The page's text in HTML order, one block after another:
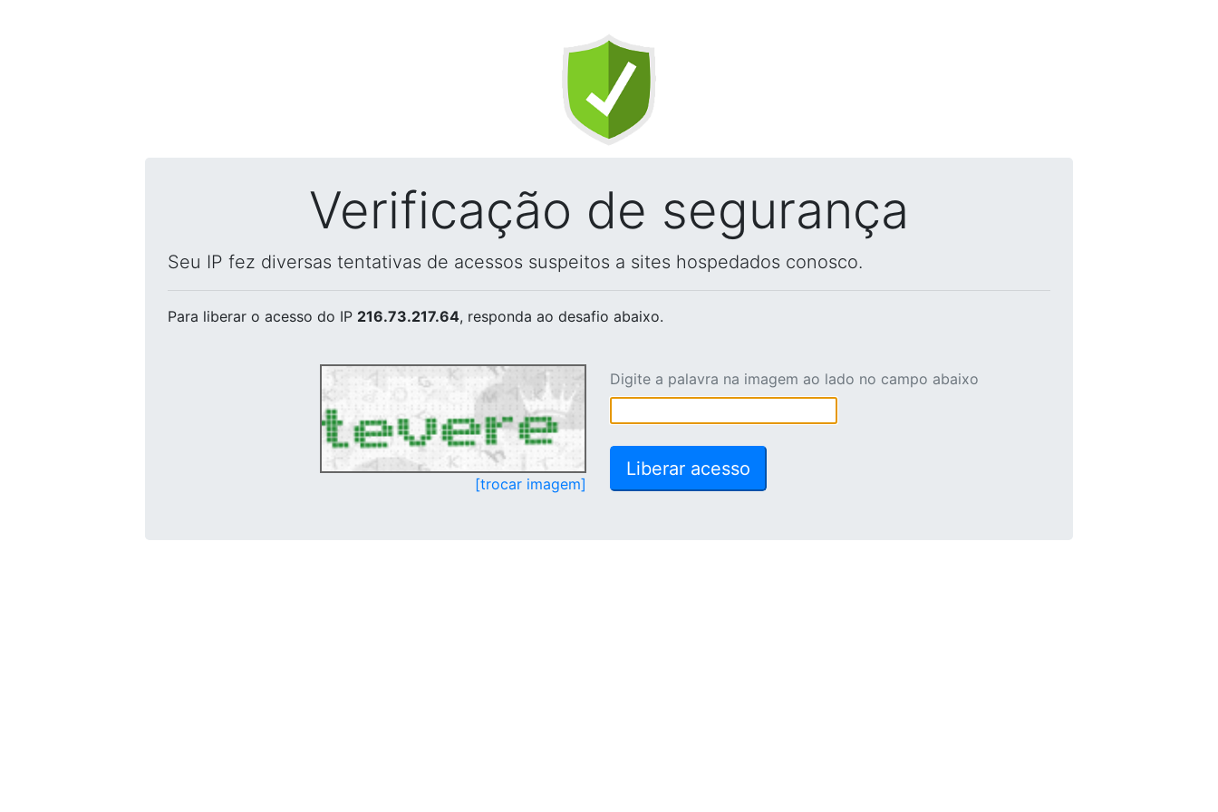
Verificação de segurança
Seu IP fez diversas tentativas de acessos suspeitos a sites hospedados conosco.
Para liberar o acesso do IP 216.73.217.64, responda ao desafio abaixo.
[trocar imagem]
Digite a palavra na imagem ao lado no campo abaixo